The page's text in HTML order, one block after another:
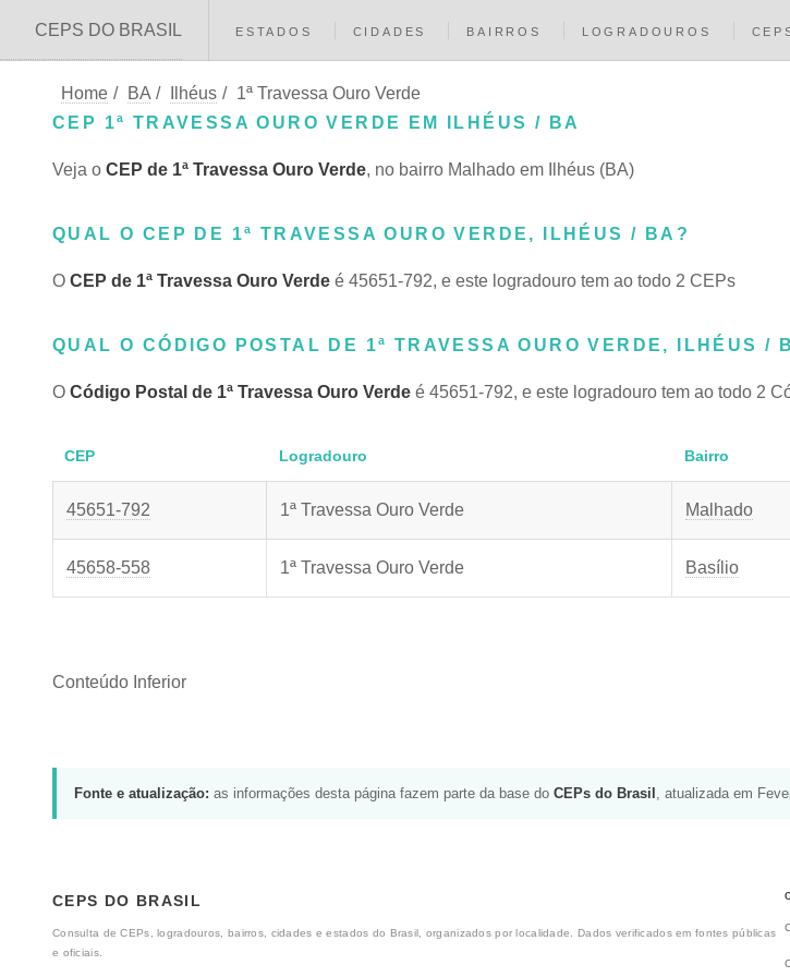
CEPS DO BRASIL ESTADOS CIDADES BAIRROS LOGRADOUROS
Home / BA / Ilhéus / 1ª Travessa Ouro Verde
CEP 1ª TRAVESSA OURO VERDE EM ILHÉUS / BA
Veja o CEP de 1ª Travessa Ouro Verde, no bairro Malhado em Ilhéus (BA)
QUAL O CEP DE 1ª TRAVESSA OURO VERDE, ILHÉUS / BA?
O CEP de 1ª Travessa Ouro Verde é 45651-792, e este logradouro tem ao todo 2 CEPs
QUAL O CÓDIGO POSTAL DE 1ª TRAVESSA OURO VERDE, ILHÉUS /
O Código Postal de 1ª Travessa Ouro Verde é 45651-792, e este logradouro tem ao todo 2
CEP Logradouro Bairro
45651-792 1ª Travessa Ouro Verde Malhado
45658-558 1ª Travessa Ouro Verde Basílio
Conteúdo Inferior
Fonte e atualização: as informações desta página fazem parte da base do CEPs do Brasil , atualizada em
CEPS DO BRASIL
Consulta de CEPs, logradouros, bairros, cidades e estados do Brasil, organizados por localidade. Dados verificados em fontes públicas
e oficiais.